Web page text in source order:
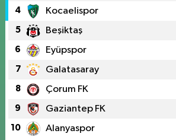
4 Kocaelispor
5 Beşiktaş
6 Eyüpspor
7 Galatasaray
8 Çorum FK
9 Gaziantep FK
10 Alanyaspor